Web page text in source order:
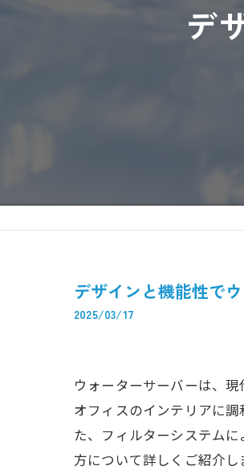
デ
デザインと機能性で
2025/03/17
ウォーターサーバーは、
オフィスのインテリアに
た、フィルターシステム
方について詳しくご紹介し